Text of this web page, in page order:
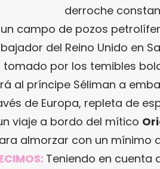
derroche
campo de pozos
del Reino Unido en
por los temibles
al príncipe Séliman a
de Europa, repleta de
viaje a bordo del mítico
almorzar con un mínimo
Teniendo en cuenta